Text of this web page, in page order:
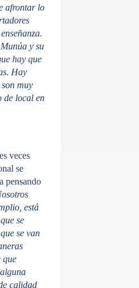
afrontar lo
y su
hay que
Hay
muy
de local en
veces
se
pensando
está
se
se van
que
calidad